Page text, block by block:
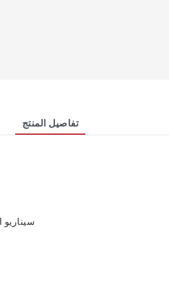
تفاصيل المنتج
سيناريو